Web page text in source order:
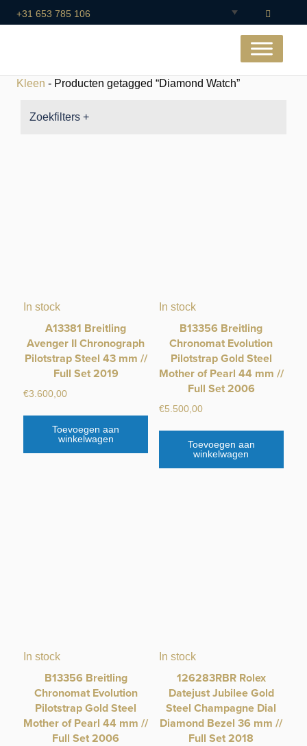
+31 653 785 106
Kleen - Producten getagged “Diamond Watch”
Zoekfilters +
In stock
A13381 Breitling
Avenger II Chronograph
Pilotstrap Steel 43 mm //
Full Set 2019
€3.600,00
Toevoegen aan
winkelwagen
In stock
B13356 Breitling
Chronomat Evolution
Pilotstrap Gold Steel
Mother of Pearl 44 mm //
Full Set 2006
€5.500,00
Toevoegen aan
winkelwagen
In stock
B13356 Breitling
Chronomat Evolution
Pilotstrap Gold Steel
Mother of Pearl 44 mm //
Full Set 2006
In stock
126283RBR Rolex
Datejust Jubilee Gold
Steel Champagne Dial
Diamond Bezel 36 mm //
Full Set 2018